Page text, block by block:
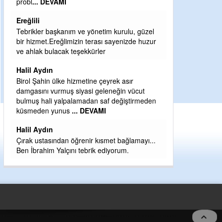
güzel
huzur
vücut
H BakiYüksel
Hak hukuk adalet işte CHP Kemal Kılıçdaroğlu
babaocağı
Yeni parti için ereğli ilçe teşkilatımızı merak
eder dururken asıl merakımız halk
kahramanlarımız ereğli aşkı ile yanıp tutuşan
eeeğ... DEVAMI